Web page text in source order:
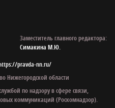
Заместитель главного редактора:
Симакина М.Ю.
pravda-nn.ru/
Нижегородской области
по надзору в сфере связи,
коммуникаций (Роскомнадзор).